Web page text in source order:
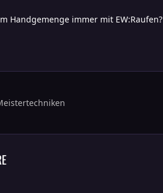
Handgemenge immer mit EW:Raufen?